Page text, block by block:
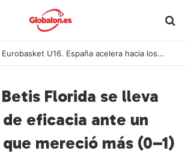
::Balonmano – A un paso de la eternidad: las Guerreras Juveniles buscan revalidar el trono mundial ante Montenegro
Florida se lleva
eficacia ante un
mereció más (0–1)